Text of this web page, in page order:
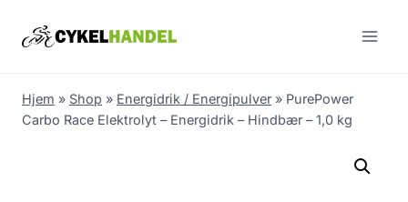
Hjem » Shop » Energidrik / Energipulver » PurePower
Carbo Race Elektrolyt – Energidrik – Hindbær – 1,0 kg